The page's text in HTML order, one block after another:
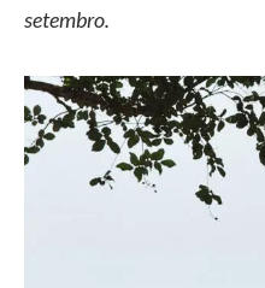
setembro.